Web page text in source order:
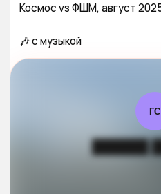
Космос vs ФШМ, август
🎶 с музыкой
ГС
██████